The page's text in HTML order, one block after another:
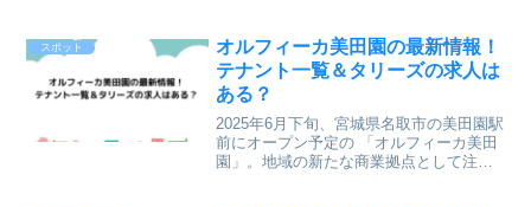
スポット
オルフィーカ美田園の最新情報！
テナント一覧＆タリーズの求人は
ある？
2025年6月下旬、宮城県名取市の美田園駅
前にオープン予定の 「オルフィーカ美田
園」。地域の新たな商業拠点として注目